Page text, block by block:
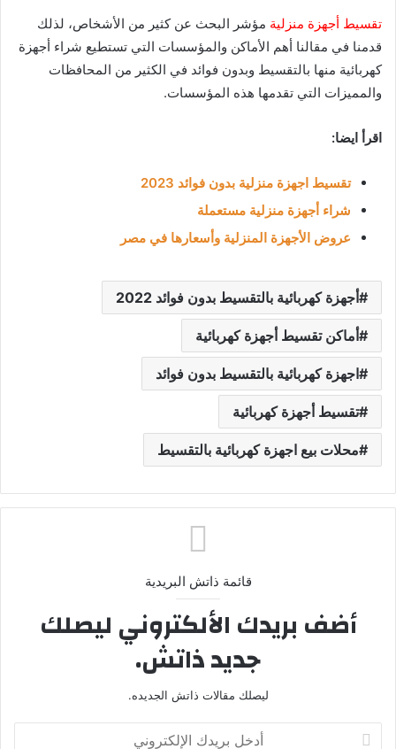
تقسيط أجهزة منزلية مؤشر البحث عن كثير من الأشخاص، لذلك
قدمنا في مقالنا أهم الأماكن والمؤسسات التي تستطيع شراء أجهزة
كهربائية منها بالتقسيط وبدون فوائد في الكثير من المحافظات
والمميزات التي تقدمها هذه المؤسسات.
اقرأ ايضا:
تقسيط اجهزة منزلية بدون فوائد 2023
شراء أجهزة منزلية مستعملة
عروض الأجهزة المنزلية وأسعارها في مصر
أجهزة كهربائية بالتقسيط بدون فوائد 2022
أماكن تقسيط أجهزة كهربائية
اجهزة كهربائية بالتقسيط بدون فوائد
تقسيط أجهزة كهربائية
محلات بيع اجهزة كهربائية بالتقسيط
قائمة ذاتش البريدية
أضف بريدك الألكتروني ليصلك
جديد ذاتش.
ليصلك مقالات ذاتش الجديده.